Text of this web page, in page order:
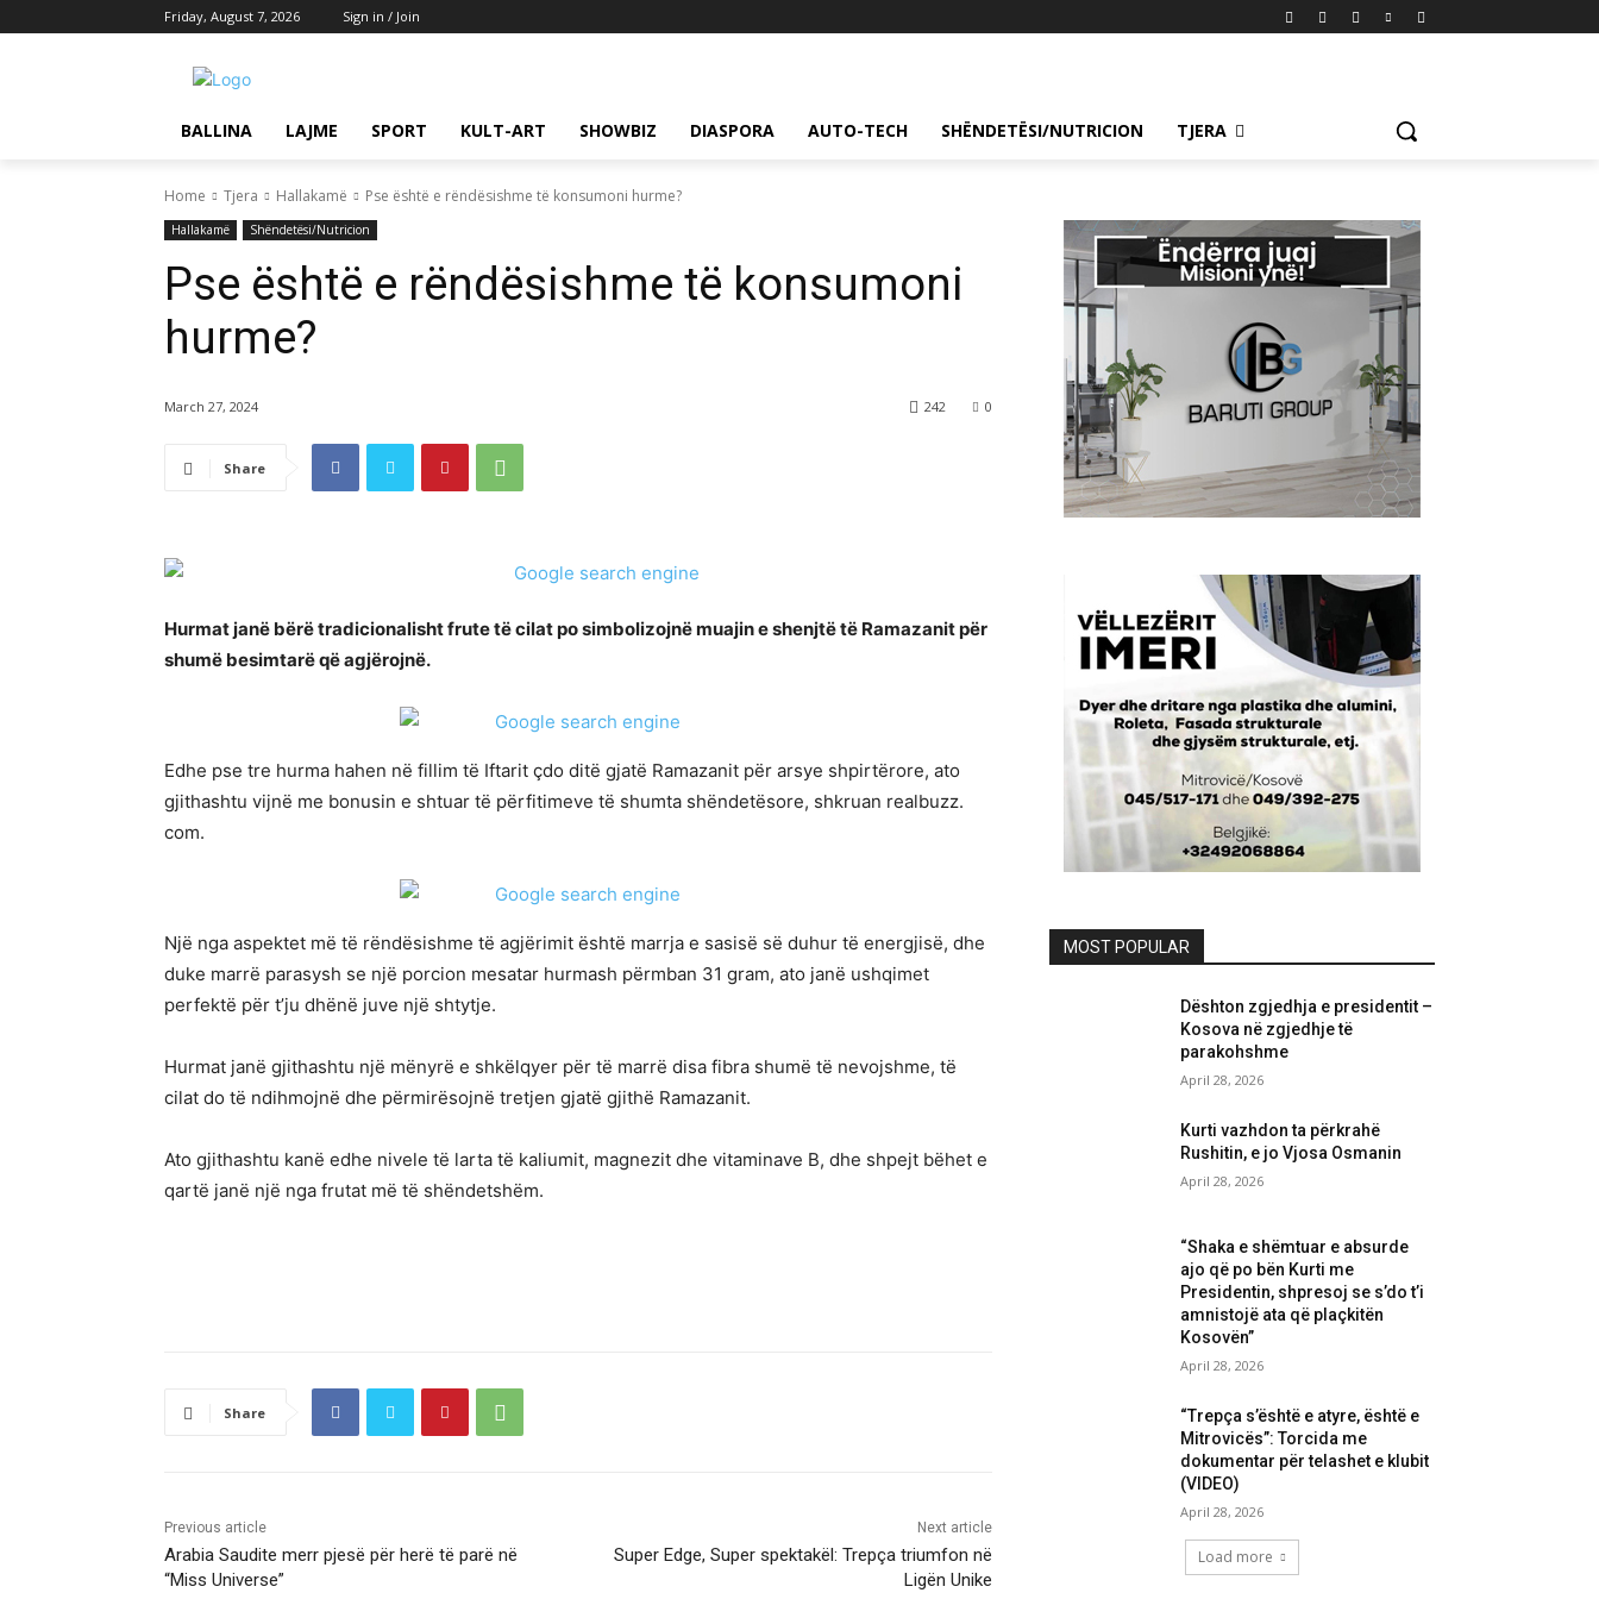
Friday, August 7, 2026 Sign in / Join
BALLINA LAJME SPORT KULT-ART SHOWBIZ DIASPORA AUTO-TECH SHËNDETËSI/NUTRICION TJERA
Home Tjera Hallakamë Pse është e rëndësishme të konsumoni hurme?
Hallakamë Shëndetësi/Nutricion
Pse është e rëndësishme të konsumoni
hurme?
March 27, 2024 0
242
Share
Hurmat janë bërë tradicionalisht frute të cilat po simbolizojnë muajin e shenjtë të Ramazanit për
shumë besimtarë që agjërojnë.
Edhe pse tre hurma hahen në fillim të Iftarit çdo ditë gjatë Ramazanit për arsye shpirtërore, ato
gjithashtu vijnë me bonusin e shtuar të përfitimeve të shumta shëndetësore, shkruan realbuzz.
com.
Një nga aspektet më të rëndësishme të agjërimit është marrja e sasisë së duhur të energjisë, dhe
duke marrë parasysh se një porcion mesatar hurmash përmban 31 gram, ato janë ushqimet
perfektë për t’ju dhënë juve një shtytje.
Hurmat janë gjithashtu një mënyrë e shkëlqyer për të marrë disa fibra shumë të nevojshme, të
cilat do të ndihmojnë dhe përmirësojnë tretjen gjatë gjithë Ramazanit.
Ato gjithashtu kanë edhe nivele të larta të kaliumit, magnezit dhe vitaminave B, dhe shpejt bëhet e
qartë janë një nga frutat më të shëndetshëm.
Share
Previous article
Arabia Saudite merr pjesë për herë të parë në
“Miss Universe”
Next article
Super Edge, Super spektakël: Trepça triumfon në
Ligën Unike
MOST POPULAR
Dështon zgjedhja e presidentit –
Kosova në zgjedhje të
parakohshme
April 28, 2026
Kurti vazhdon ta përkrahë
Rushitin, e jo Vjosa Osmanin
April 28, 2026
“Shaka e shëmtuar e absurde
ajo që po bën Kurti me
Presidentin, shpresoj se s’do t’i
amnistojë ata që plaçkitën
Kosovën”
April 28, 2026
“Trepça s’është e atyre, është e
Mitrovicës”: Torcida me
dokumentar për telashet e klubit
(VIDEO)
April 28, 2026
Load more